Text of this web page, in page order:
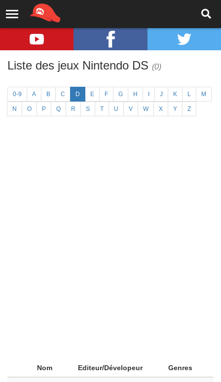
Liste des jeux Nintendo DS (0)
0-9 A B C D E F G H J K L M
N O P Q R S T U V W X Y Z
Nom Editeur/Dévelopeur Genres